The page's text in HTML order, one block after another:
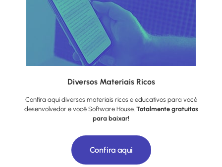
Diversos Materiais Ricos
Confira aqui diversos materiais ricos e educativos para você
desenvolvedor e você Software House. Totalmente gratuitos
para baixar!
Confira aqui